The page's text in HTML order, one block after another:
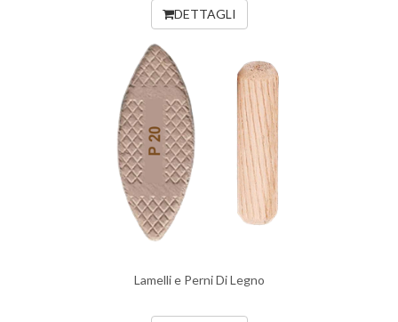
DETTAGLI
Lamelli e Perni Di Legno